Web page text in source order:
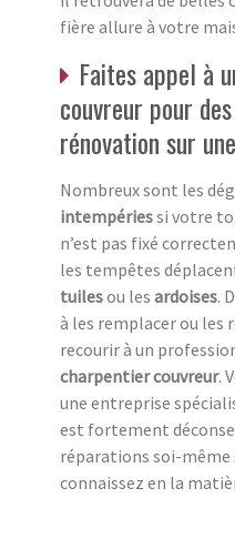
fière allure à votre
Faites appel à
couvreur pour
rénovation sur
Nombreux sont les
intempériessi votre
n’est pas fixé
les tempêtes
tuilesou les ardoises.
à les remplacer ou les
recourir à un
charpentier couvreur.
une entreprise
est fortement
réparations soi-même
connaissez en la